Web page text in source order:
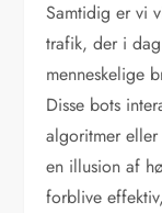
Samtidig er vi
trafik, der i
menneskelige
Disse bots
algoritmer
en illusion af
forblive